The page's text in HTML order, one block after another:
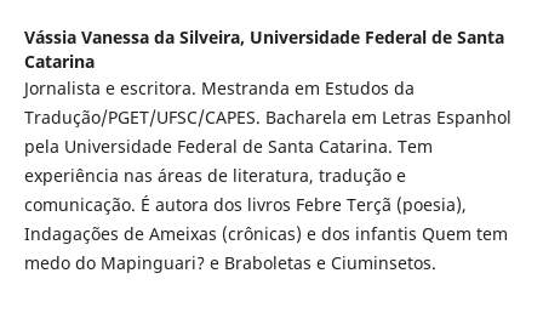
Vássia Vanessa da Silveira, Universidade Federal de Santa
Catarina
Jornalista e escritora. Mestranda em Estudos da
Tradução/PGET/UFSC/CAPES. Bacharela em Letras Espanhol
pela Universidade Federal de Santa Catarina. Tem
experiência nas áreas de literatura, tradução e
comunicação. É autora dos livros Febre Terçã (poesia),
Indagações de Ameixas (crônicas) e dos infantis Quem tem
medo do Mapinguari? e Braboletas e Ciuminsetos.